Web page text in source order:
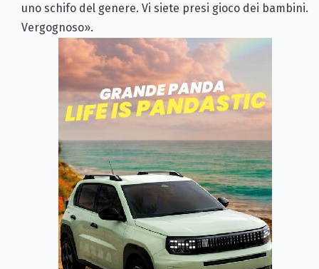
uno schifo del genere. Vi siete presi gioco dei bambini.
Vergognoso».